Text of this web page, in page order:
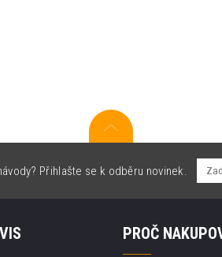
Přihlašte se k odběru novinek.
PROČ